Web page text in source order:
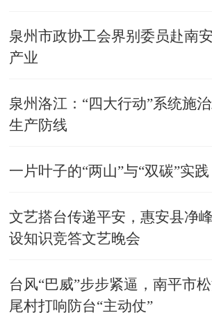
泉州市政协工会界别委员赴南
产业
泉州洛江：“四大行动”系统施
生产防线
​一片叶子的“两山”与“双碳”实践
文艺搭台传递平安，惠安县净
设知识竞答文艺晚会
台风“巴威”步步紧逼，南平市
尾村打响防台“主动仗”